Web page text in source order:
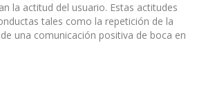
la actitud del usuario. Estas actitudes
tales como la repetición de la
una comunicación positiva de boca en